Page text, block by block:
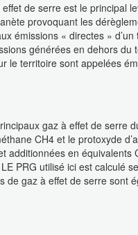
de serre est le principal
provoquant les
émissions « directes »
générées en dehors
le territoire sont appelées
gaz à effet de serre
CH4 et le protoxyde
additionnées en
PRG utilisé ici est calculé
de gaz à effet de serre sont